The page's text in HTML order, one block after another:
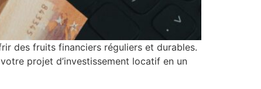
des fruits financiers réguliers et durables.
projet d’investissement locatif en un